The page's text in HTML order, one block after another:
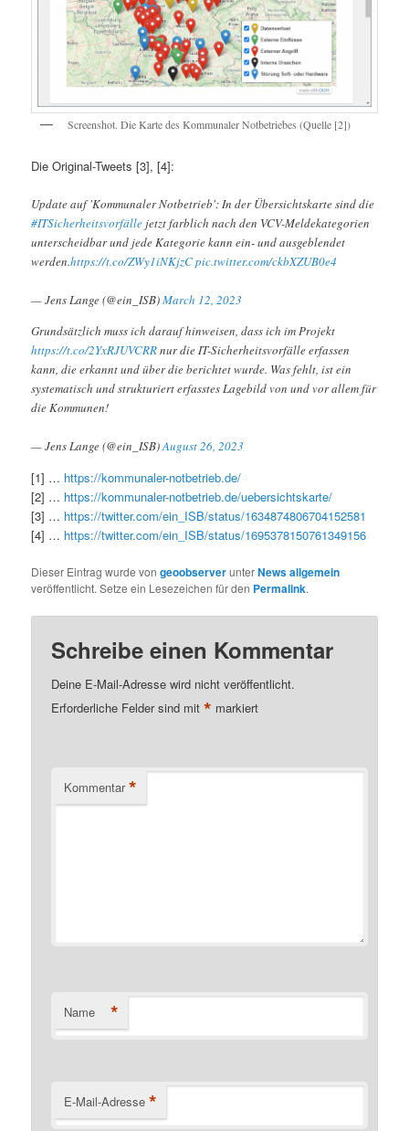
Screenshot. Die Karte des Kommunaler Notbetriebes (Quelle [2])
Die Original-Tweets [3], [4]:
Update auf 'Kommunaler Notbetrieb': In der Übersichtskarte sind die
#ITSicherheitsvorfälle jetzt farblich nach den VCV-Meldekategorien
unterscheidbar und jede Kategorie kann ein- und ausgeblendet
werden.https://t.co/ZWy1iNKjzCpic.twitter.com/ckbXZUB0e4
— Jens Lange (@ein_ISB)March 12, 2023
Grundsätzlich muss ich darauf hinweisen, dass ich im Projekt
https://t.co/2YxRJUVCRRnur die IT-Sicherheitsvorfälle erfassen
kann, die erkannt und über die berichtet wurde. Was fehlt, ist ein
systematisch und strukturiert erfasstes Lagebild von und vor allem für
die Kommunen!
— Jens Lange (@ein_ISB)August 26, 2023
[1] … https://kommunaler-notbetrieb.de/
[2] … https://kommunaler-notbetrieb.de/uebersichtskarte/
[3] … https://twitter.com/ein_ISB/status/1634874806704152581
[4] … https://twitter.com/ein_ISB/status/1695378150761349156
Dieser Eintrag wurde vongeoobserverunterNews allgemein
veröffentlicht. Setze ein Lesezeichen für den Permalink.
Schreibe einen Kommentar
Deine E-Mail-Adresse wird nicht veröffentlicht.
Erforderliche Felder sind mit* markiert
Kommentar *
Name *
E-Mail-Adresse *